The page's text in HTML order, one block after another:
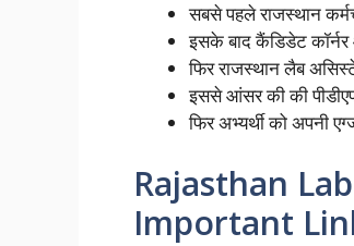
सबसे पहले राजस्थान
इसके बाद कैंडिडेट
फिर राजस्थान लैब
इससे आंसर की की
फिर अभ्यर्थी को अपनी
Rajasthan
Important